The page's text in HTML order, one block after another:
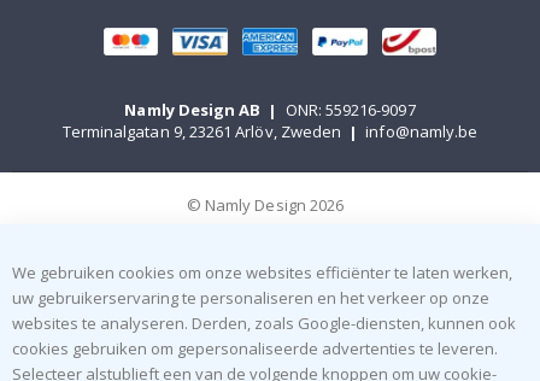
Namly Design AB |
ONR: 559216-9097
Terminalgatan 9, 23261 Arlöv, Zweden | info@namly.be
© Namly Design 2026
We gebruiken cookies om onze websites efficiënter te laten werken,
uw gebruikerservaring te personaliseren en het verkeer op onze
websites te analyseren. Derden, zoals Google-diensten, kunnen ook
cookies gebruiken om gepersonaliseerde advertenties te leveren.
Selecteer alstublieft een van de volgende knoppen om uw cookie-